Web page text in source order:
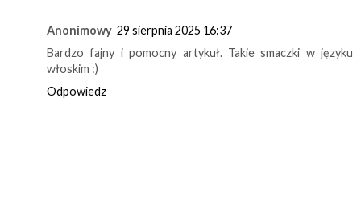
Anonimowy 29 sierpnia 2025 16:37
Bardzo fajny i pomocny artykuł. Takie smaczki w języku
włoskim :)
Odpowiedz